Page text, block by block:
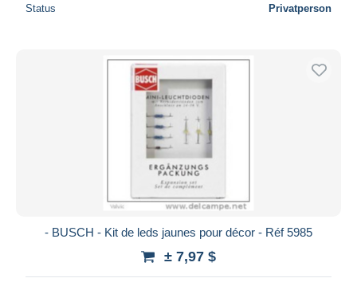
Status Privatperson
- BUSCH - Kit de leds jaunes pour décor - Réf 5985
± 7,97 $